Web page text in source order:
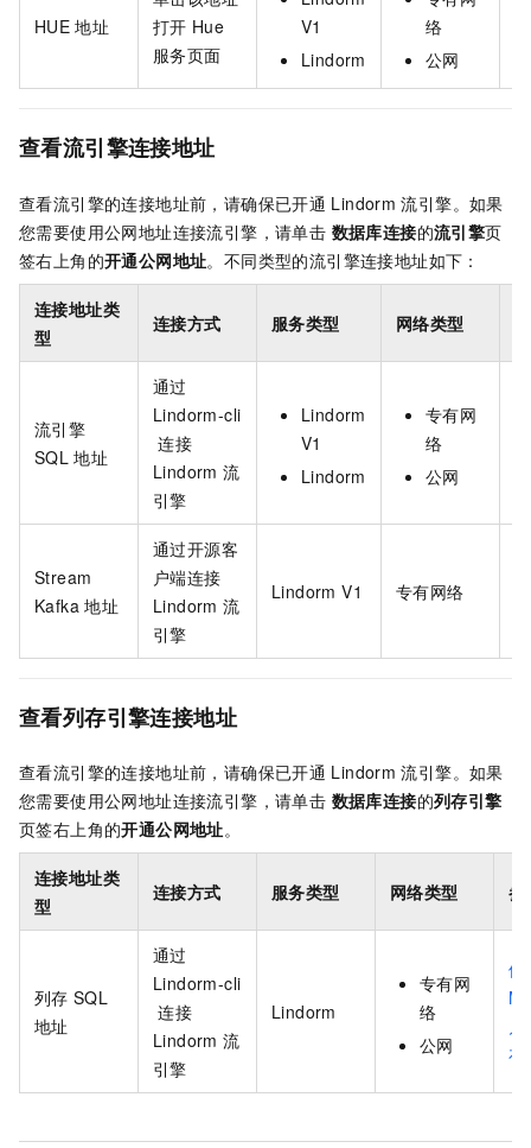
HUE 地址
打开 Hue
服务页面
V1
Lindorm
络
公网
查看流引擎连接地址
查看流引擎的连接地址前，请确保已开通 Lindorm 流引擎。如果
您需要使用公网地址连接流引擎，请单击 数据库连接的流引擎页
签右上角的开通公网地址。不同类型的流引擎连接地址如下：
连接地址类
型
连接方式 服务类型 网络类型
流引擎
SQL 地址
通过
Lindorm-cli
连接
Lindorm 流
引擎
Lindorm
V1
Lindorm
专有网
络
公网
Stream
Kafka 地址
通过开源客
户端连接
Lindorm 流
引擎
Lindorm V1 专有网络
查看列存引擎连接地址
查看流引擎的连接地址前，请确保已开通 Lindorm 流引擎。如果
您需要使用公网地址连接流引擎，请单击 数据库连接的列存引擎
页签右上角的开通公网地址。
连接地址类
型
连接方式 服务类型 网络类型 参
列存 SQL
地址
通过
Lindorm-cli
连接
Lindorm 流
引擎
Lindorm
专有网
络
公网
使
存